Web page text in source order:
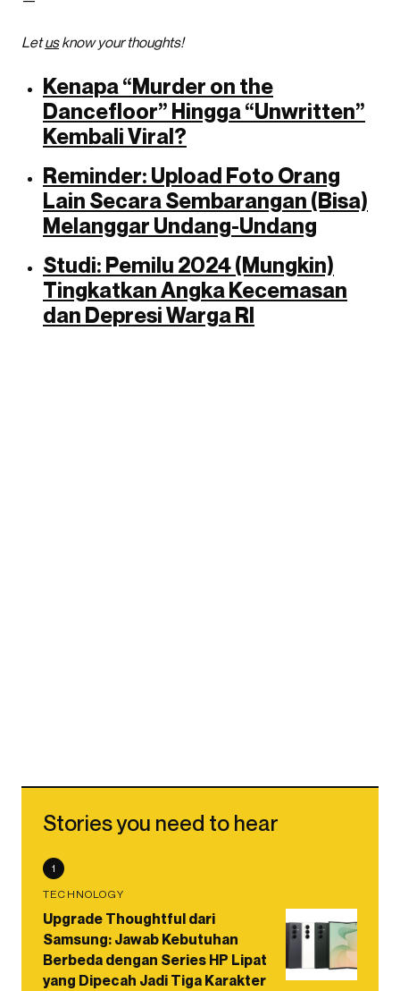
Letusknow your thoughts!
Kenapa “Murder on the
Dancefloor” Hingga “Unwritten”
Kembali Viral?
Reminder: Upload Foto Orang
Lain Secara Sembarangan (Bisa)
Melanggar Undang-Undang
Studi: Pemilu 2024 (Mungkin)
Tingkatkan Angka Kecemasan
dan Depresi Warga RI
Stories you need to hear
1
TECHNOLOGY
Upgrade Thoughtful dari
Samsung: Jawab Kebutuhan
Berbeda dengan Series HP Lipat
yang Dipecah Jadi Tiga Karakter